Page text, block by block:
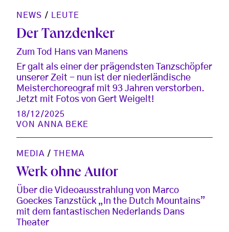
NEWS / LEUTE
Der Tanzdenker
Zum Tod Hans van Manens
Er galt als einer der prägendsten Tanzschöpfer
unserer Zeit - nun ist der niederländische
Meisterchoreograf mit 93 Jahren verstorben.
Jetzt mit Fotos von Gert Weigelt!
18/12/2025
VONANNA BEKE
MEDIA / THEMA
Werk ohne Autor
Über die Videoausstrahlung von Marco
Goeckes Tanzstück „In the Dutch Mountains”
mit dem fantastischen Nederlands Dans
Theater